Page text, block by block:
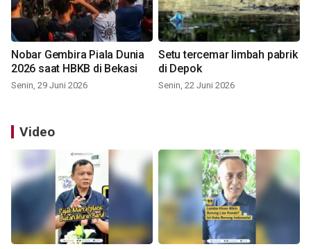
Nobar Gembira Piala Dunia
2026 saat HBKB di Bekasi
Senin, 29 Juni 2026
Setu tercemar limbah pabrik
di Depok
Senin, 22 Juni 2026
Video